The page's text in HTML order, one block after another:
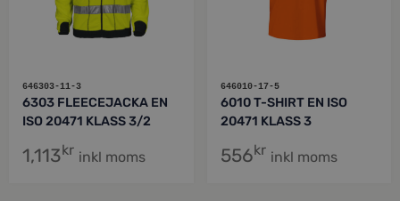
646303-11-3
6303 FLEECEJACKA EN
ISO 20471 KLASS 3/2
1,113kr inkl moms
646010-17-5
6010 T-SHIRT EN ISO
20471 KLASS 3
556kr inkl moms